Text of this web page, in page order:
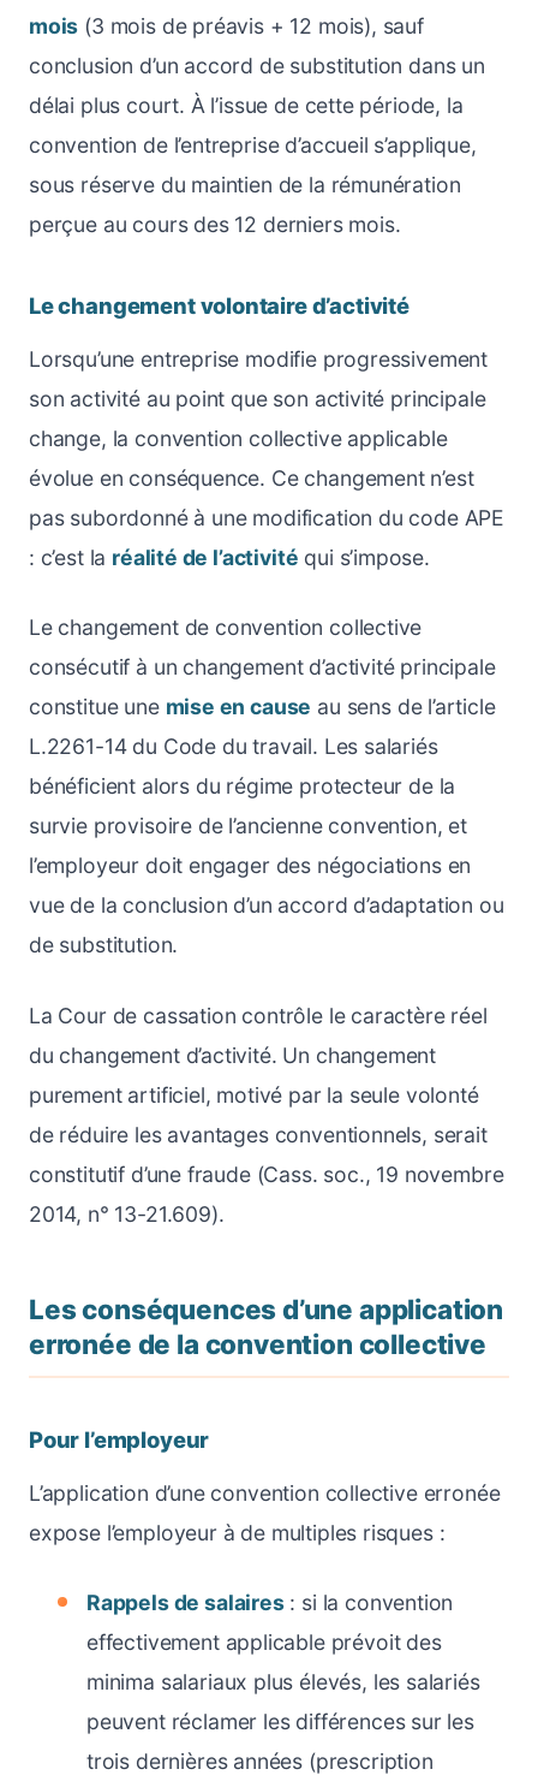
mois (3 mois de préavis + 12 mois), sauf
conclusion d’un accord de substitution dans un
délai plus court. À l’issue de cette période, la
convention de l’entreprise d’accueil s’applique,
sous réserve du maintien de la rémunération
perçue au cours des 12 derniers mois.
Le changement volontaire d’activité
Lorsqu’une entreprise modifie progressivement
son activité au point que son activité principale
change, la convention collective applicable
évolue en conséquence. Ce changement n’est
pas subordonné à une modification du code APE
: c’est la réalité de l’activité qui s’impose.
Le changement de convention collective
consécutif à un changement d’activité principale
constitue une mise en cause au sens de l’article
L.2261-14 du Code du travail. Les salariés
bénéficient alors du régime protecteur de la
survie provisoire de l’ancienne convention, et
l’employeur doit engager des négociations en
vue de la conclusion d’un accord d’adaptation ou
de substitution.
La Cour de cassation contrôle le caractère réel
du changement d’activité. Un changement
purement artificiel, motivé par la seule volonté
de réduire les avantages conventionnels, serait
constitutif d’une fraude (Cass. soc., 19 novembre
2014, n° 13-21.609).
Les conséquences d’une application
erronée de la convention collective
Pour l’employeur
L’application d’une convention collective erronée
expose l’employeur à de multiples risques :
Rappels de salaires: si la convention
effectivement applicable prévoit des
minima salariaux plus élevés, les salariés
peuvent réclamer les différences sur les
trois dernières années (prescription